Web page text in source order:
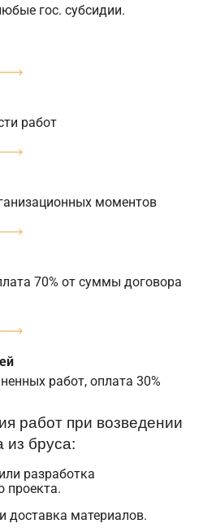
гос. субсидии.
работ
моментов
70% от суммы договора
работ, оплата 30%
работ при возведении
из бруса:
разработка
проекта.
доставка материалов.